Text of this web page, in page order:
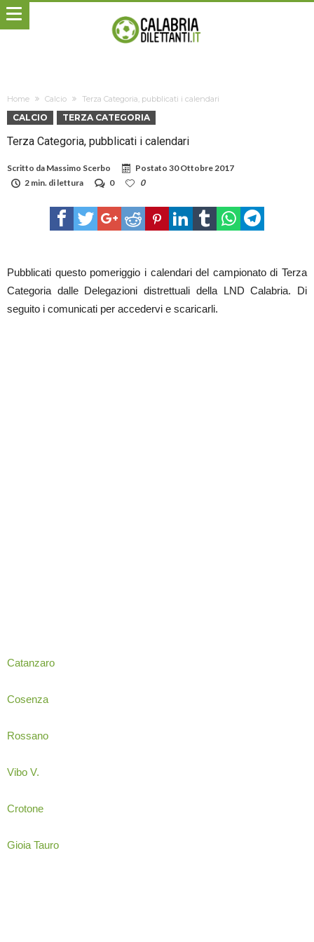
Home Calcio Terza Categoria, pubblicati i calendari
CALCIO TERZA CATEGORIA
Terza Categoria, pubblicati i calendari
Scritto da Massimo Scerbo Postato 30 Ottobre 2017
2 min. di lettura
0 0
Pubblicati questo pomeriggio i calendari del campionato di Terza
Categoria dalle Delegazioni distrettuali della LND Calabria. Di
seguito i comunicati per accedervi e scaricarli.
Catanzaro
Cosenza
Rossano
Vibo V.
Crotone
Gioia Tauro